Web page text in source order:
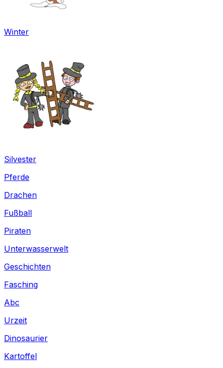
Winter
Silvester
Pferde
Drachen
Fußball
Piraten
Unterwasserwelt
Geschichten
Fasching
Abc
Urzeit
Dinosaurier
Kartoffel